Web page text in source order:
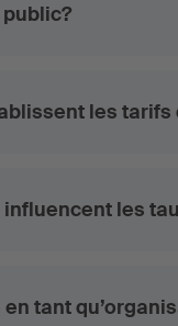
les tarifs
les
tant